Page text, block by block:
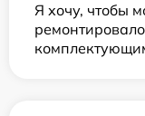
Я хочу, чтобы